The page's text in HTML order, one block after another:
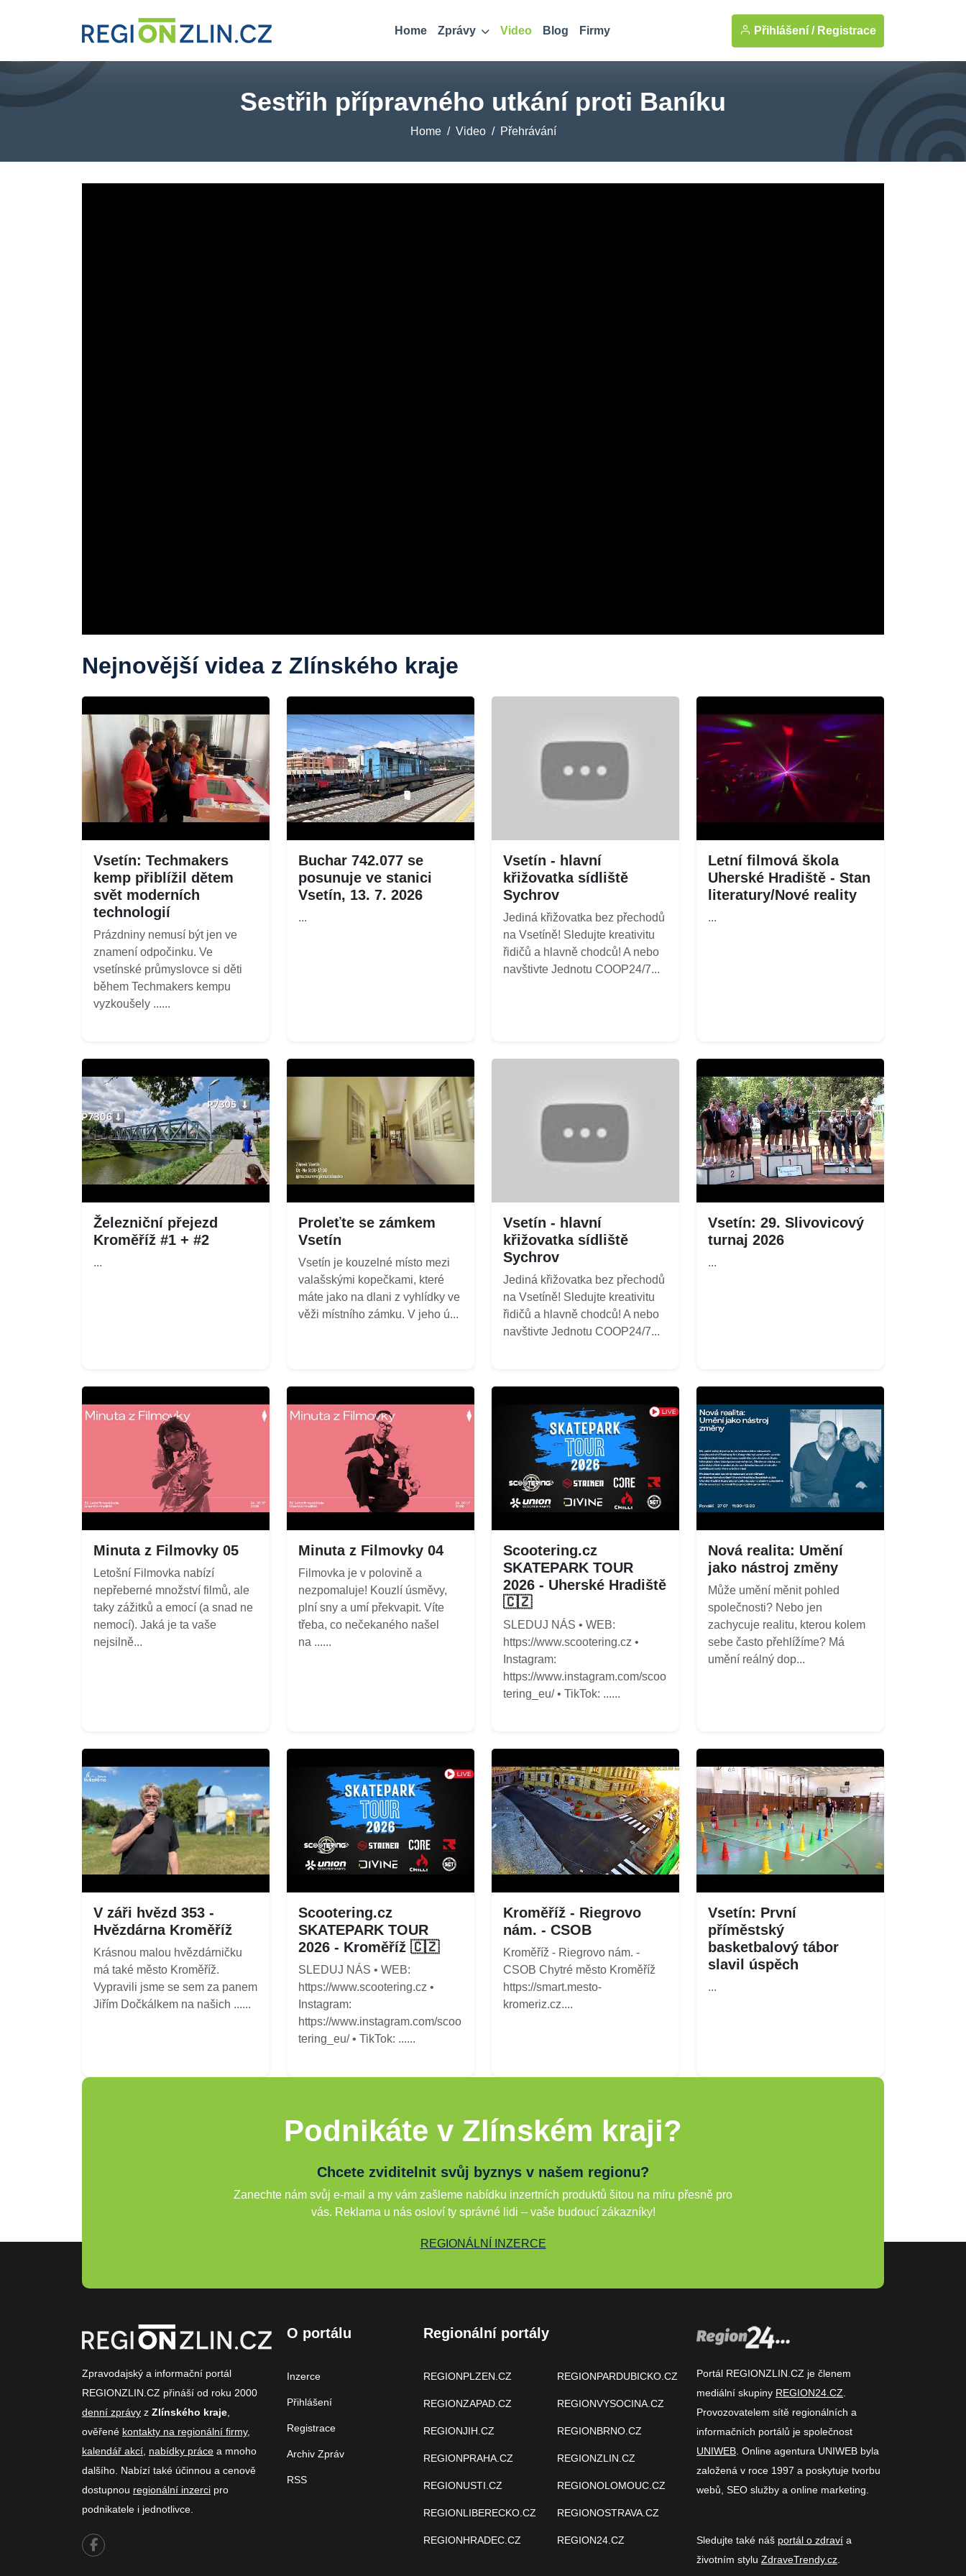
Home Zprávy Video Blog Firmy Přihlášení / Registrace
Sestřih přípravného utkání proti Baníku
Home Video Přehrávání
Nejnovější videa z Zlínského kraje
Vsetín: Techmakers
kemp přiblížil dětem
svět moderních
technologií
Prázdniny nemusí být jen ve
znamení odpočinku. Ve
vsetínské průmyslovce si děti
během Techmakers kempu
vyzkoušely ......
Buchar 742.077 se
posunuje ve stanici
Vsetín, 13. 7. 2026
...
Vsetín - hlavní
křižovatka sídliště
Sychrov
Jediná křižovatka bez přechodů
na Vsetíně! Sledujte kreativitu
řidičů a hlavně chodců! A nebo
navštivte Jednotu COOP24/7...
Letní filmová škola
Uherské Hradiště - Stan
literatury/Nové reality
...
Železniční přejezd
Kroměříž #1 + #2
...
Proleťte se zámkem
Vsetín
Vsetín je kouzelné místo mezi
valašskými kopečkami, které
máte jako na dlani z vyhlídky ve
věži místního zámku. V jeho ú...
Vsetín - hlavní
křižovatka sídliště
Sychrov
Jediná křižovatka bez přechodů
na Vsetíně! Sledujte kreativitu
řidičů a hlavně chodců! A nebo
navštivte Jednotu COOP24/7...
Vsetín: 29. Slivovicový
turnaj 2026
...
Minuta z Filmovky 05
Letošní Filmovka nabízí
nepřeberné množství filmů, ale
taky zážitků a emocí (a snad ne
nemocí). Jaká je ta vaše
nejsilně...
Minuta z Filmovky 04
Filmovka je v polovině a
nezpomaluje! Kouzlí úsměvy,
plní sny a umí překvapit. Víte
třeba, co nečekaného našel
na ......
Scootering.cz
SKATEPARK TOUR
2026 - Uherské Hradiště
🇨🇿
SLEDUJ NÁS • WEB:
https://www.scootering.cz •
Instagram:
https://www.instagram.com/scoo
tering_eu/ • TikTok: ......
Nová realita: Umění
jako nástroj změny
Může umění měnit pohled
společnosti? Nebo jen
zachycuje realitu, kterou kolem
sebe často přehlížíme? Má
umění reálný dop...
V záři hvězd 353 -
Hvězdárna Kroměříž
Krásnou malou hvězdárničku
má také město Kroměříž.
Vypravili jsme se sem za panem
Jiřím Dočkálkem na našich ......
Scootering.cz
SKATEPARK TOUR
2026 - Kroměříž 🇨🇿
SLEDUJ NÁS • WEB:
https://www.scootering.cz •
Instagram:
https://www.instagram.com/scoo
tering_eu/ • TikTok: ......
Kroměříž - Riegrovo
nám. - CSOB
Kroměříž - Riegrovo nám. -
CSOB Chytré město Kroměříž
https://smart.mesto-
kromeriz.cz....
Vsetín: První
příměstský
basketbalový tábor
slavil úspěch
...
Podnikáte v Zlínském kraji?
Chcete zviditelnit svůj byznys v našem regionu?
Zanechte nám svůj e-mail a my vám zašleme nabídku inzertních produktů šitou na míru přesně pro
vás. Reklama u nás osloví ty správné lidi – vaše budoucí zákazníky!
REGIONÁLNÍ INZERCE
Zpravodajský a informační portál
REGIONZLIN.CZ přináší od roku 2000
denní zprávy z Zlínského kraje
ověřené kontakty na regionální firmy,
kalendář akcí nabídky práce a mnoho
dalšího. Nabízí také účinnou a cenově
dostupnou regionální inzerci pro
podnikatele i jednotlivce.
O portálu
Inzerce
Přihlášení
Registrace
Archiv Zpráv
RSS
Regionální portály
REGIONPLZEN.CZ
REGIONZAPAD.CZ
REGIONJIH.CZ
REGIONPRAHA.CZ
REGIONUSTI.CZ
REGIONLIBERECKO.CZ
REGIONHRADEC.CZ
REGIONPARDUBICKO.CZ
REGIONVYSOCINA.CZ
REGIONBRNO.CZ
REGIONZLIN.CZ
REGIONOLOMOUC.CZ
REGIONOSTRAVA.CZ
REGION24.CZ
Portál REGIONZLIN.CZ je členem
mediální skupiny REGION24.CZ
Provozovatelem sítě regionálních a
informačních portálů je společnost
UNIWEB . Online agentura UNIWEB byla
založená v roce 1997 a poskytuje tvorbu
webů, SEO služby a online marketing.
Sledujte také náš portál o zdraví a
životním stylu ZdraveTrendy.cz